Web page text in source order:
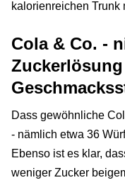
kalorienreichen Trunk
Cola & Co. -
Dass gewöhnliche
- nämlich etwa 36
Ebenso ist es klar,
weniger Zucker